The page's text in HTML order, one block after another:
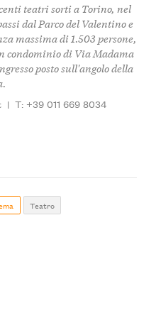
teatri sorti a Torino, nel
dal Parco del Valentino e
massima di 1.503 persone,
condominio di Via Madama
posto sull'angolo della
| T: +39 011 669 8034
Teatro